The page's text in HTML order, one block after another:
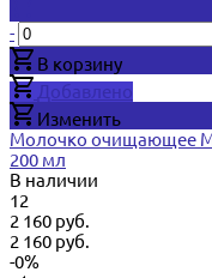
-
В корзину
Добавлено
Изменить
Молочко очищающее
200 мл
В наличии
12
2 160 руб.
2 160 руб.
-0%